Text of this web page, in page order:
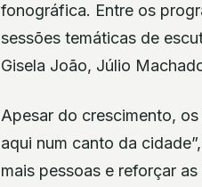
fonográfica. Entre os
sessões temáticas de
Gisela João, Júlio
Apesar do crescimento,
aqui num canto da
mais pessoas e reforçar